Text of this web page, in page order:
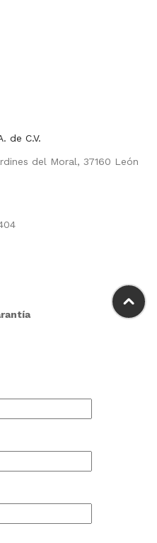
de C.V.
del Moral, 37160 León